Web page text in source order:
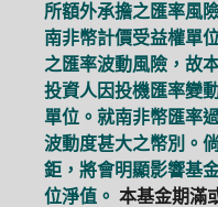
所額外承擔之匯率風
南非幣計價受益權單
之匯率波動風險，故
投資人因投機匯率變
單位。就南非幣匯率
波動度甚大之幣別。
鉅，將會明顯影響基
位淨值。 本基金期滿